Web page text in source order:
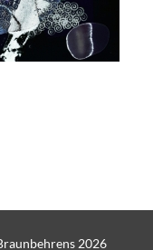
2026